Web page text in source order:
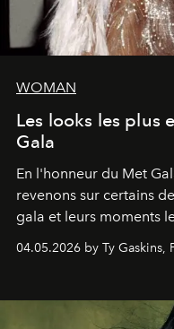
WOMAN
Les looks les plus
Gala
En l'honneur du Met
revenons sur certains
gala et leurs moments
04.05.2026 by Ty Gaskins,